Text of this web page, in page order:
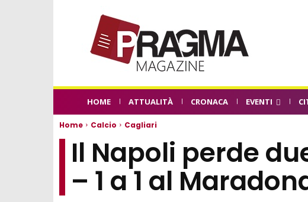
HOME ATTUALITÀ CRONACA EVENTI
Home Calcio Cagliari
Il Napoli perde
– 1 a 1 al